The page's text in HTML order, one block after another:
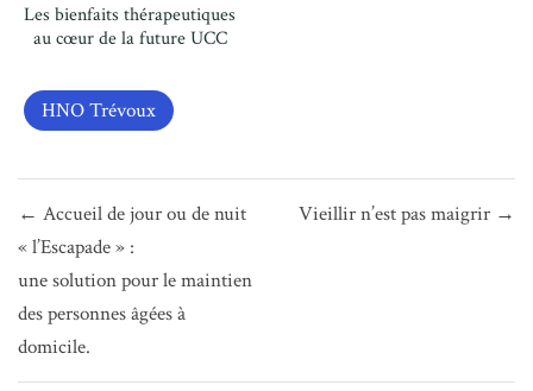
Les bienfaits thérapeutiques
au cœur de la future UCC
HNO Trévoux
de
l’article
← Accueil de jour ou de nuit
« l’Escapade » :
une solution pour le maintien
des personnes âgées à
domicile.
Vieillir n’est pas maigrir →